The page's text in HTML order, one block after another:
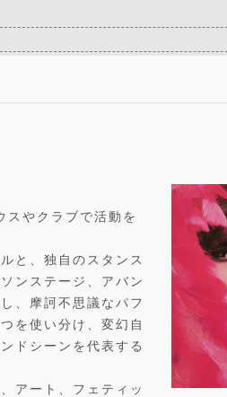
スやクラブで活動を
と、独自のスタンス
ンステージ、アバン
、摩訶不思議なパフ
を使い分け、変幻自
ドシーンを代表する
アート、フェティッ